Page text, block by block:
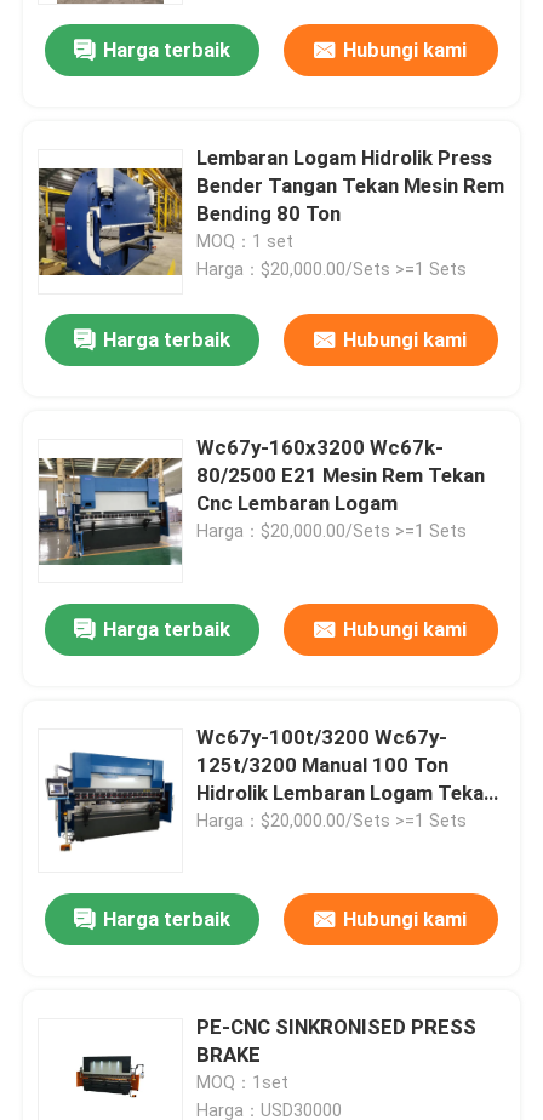
Produk
Tentang kita
Wisata pabrik
Hubungi kami
Semua Kasus
Tekan Mesin Rem
Mesin Geser Balok Ayun
Harga terbaik Hubungi kami
Lembaran Logam Hidrolik Press
Bender Tangan Tekan Mesin Rem
Bending 80 Ton
MOQ：1 set
Harga：$20,000.00/Sets >=1 Sets
Harga terbaik Hubungi kami
Wc67y-160x3200 Wc67k-
80/2500 E21 Mesin Rem Tekan
Cnc Lembaran Logam
Harga：$20,000.00/Sets >=1 Sets
Harga terbaik Hubungi kami
Wc67y-100t/3200 Wc67y-
125t/3200 Manual 100 Ton
Hidrolik Lembaran Logam Tekan
Rem Cnc
Harga：$20,000.00/Sets >=1 Sets
Harga terbaik Hubungi kami
PE-CNC SINKRONISED PRESS
BRAKE
MOQ：1set
Harga：USD30000